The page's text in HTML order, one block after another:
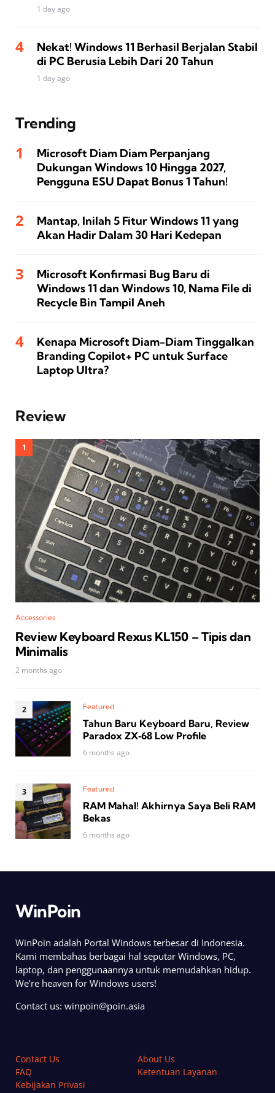
1 day ago
Nekat! Windows 11 Berhasil Berjalan Stabil
di PC Berusia Lebih Dari 20 Tahun
1 day ago
Trending
Microsoft Diam Diam Perpanjang
Dukungan Windows 10 Hingga 2027,
Pengguna ESU Dapat Bonus 1 Tahun!
Mantap, Inilah 5 Fitur Windows 11 yang
Akan Hadir Dalam 30 Hari Kedepan
Microsoft Konfirmasi Bug Baru di
Windows 11 dan Windows 10, Nama File di
Recycle Bin Tampil Aneh
Kenapa Microsoft Diam-Diam Tinggalkan
Branding Copilot+ PC untuk Surface
Laptop Ultra?
Review
Accessories
Review Keyboard Rexus KL150 – Tipis dan
Minimalis
2 months ago
Featured
Tahun Baru Keyboard Baru, Review
Paradox ZX‑68 Low Profile
6 months ago
Featured
RAM Mahal! Akhirnya Saya Beli RAM
Bekas
6 months ago
WinPoin
WinPoin adalah Portal Windows terbesar di Indonesia.
Kami membahas berbagai hal seputar Windows, PC,
laptop, dan penggunaannya untuk memudahkan hidup.
We’re heaven for Windows users!
Contact us: winpoin@poin.asia
Contact Us
About Us
FAQ
Ketentuan Layanan
Kebijakan Privasi